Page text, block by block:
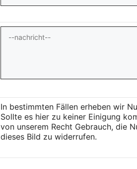
In bestimmten Fällen erheben wir
Sollte es hier zu keiner Einigung
von unserem Recht Gebrauch, die
dieses Bild zu widerrufen.